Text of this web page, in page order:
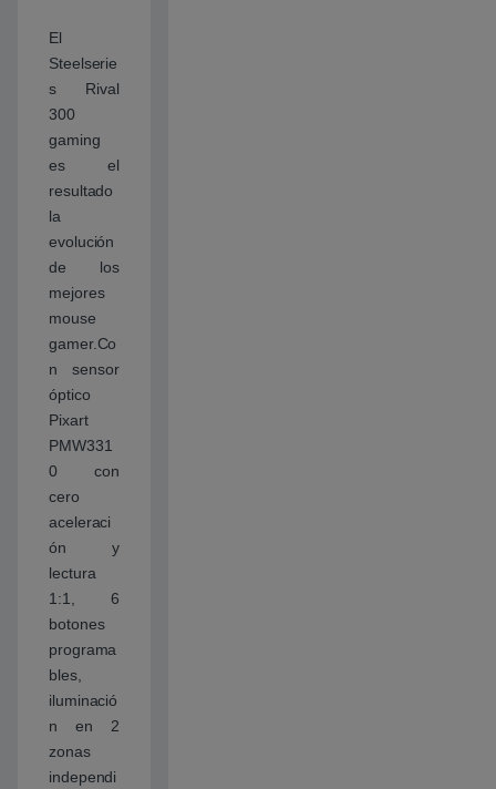
El
Steelserie
s Rival
300
gaming
es el
resultado
la
evolución
de los
mejores
mouse
gamer.Co
n sensor
óptico
Pixart
PMW331
0 con
cero
aceleraci
ón y
lectura
1:1, 6
botones
programa
bles,
iluminació
n en 2
zonas
independi